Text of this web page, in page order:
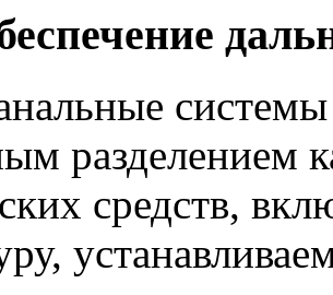
разделением
средств,